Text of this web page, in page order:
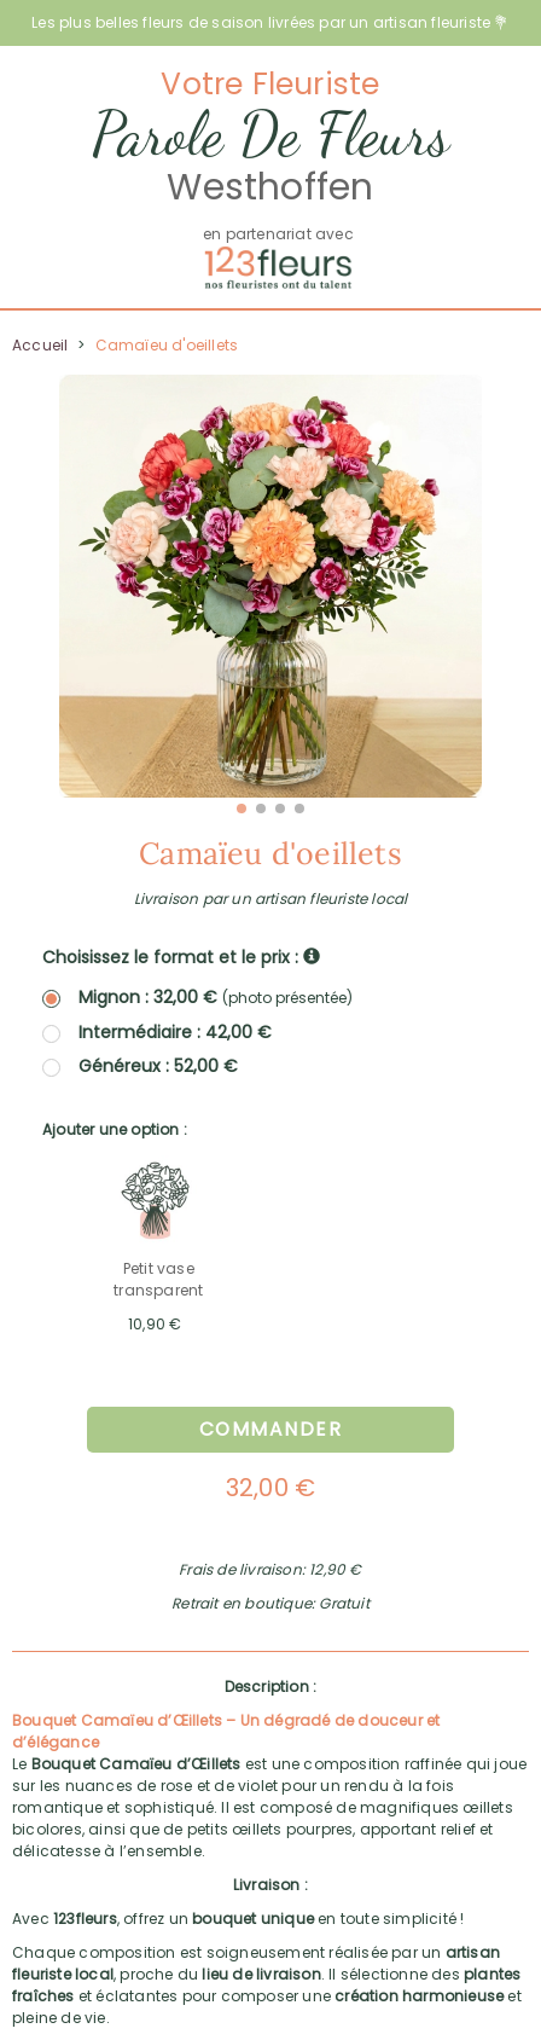
Les plus belles fleurs de saison livrées par un artisan fleuriste 💐
Votre Fleuriste
Parole De Fleurs
Westhoffen
en partenariat avec
Accueil > Camaïeu d'oeillets
Camaïeu d'oeillets
Livraison par un artisan fleuriste local
Choisissez le format et le prix :
Mignon : 32,00 € (photo présentée)
Intermédiaire : 42,00 €
Généreux : 52,00 €
Ajouter une option :
Petit vase
transparent
10,90 €
COMMANDER
32,00 €
Frais de livraison: 12,90 €
Retrait en boutique: Gratuit
Description :
Bouquet Camaïeu d’Œillets – Un dégradé de douceur et
d’élégance
Le Bouquet Camaïeu d’Œillets est une composition raffinée qui joue
sur les nuances de rose et de violet pour un rendu à la fois
romantique et sophistiqué. Il est composé de magnifiques œillets
bicolores, ainsi que de petits œillets pourpres, apportant relief et
délicatesse à l’ensemble.
Livraison :
Avec 123fleurs, offrez unbouquet uniqueen toute simplicité !
Chaque composition est soigneusement réalisée par un artisan
fleuriste local, proche dulieu de livraison. Il sélectionne desplantes
fraîches et éclatantes pour composer une création harmonieuseet
pleine de vie.